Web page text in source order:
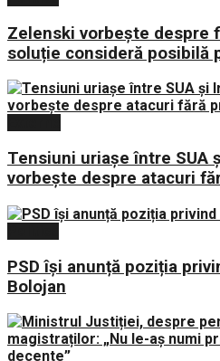
Zelenski vorbește despre
soluție consideră posibilă
Tensiuni uriașe între SUA
vorbește despre atacuri
PSD își anunță poziția
Bolojan